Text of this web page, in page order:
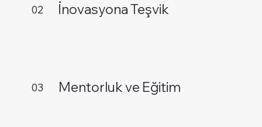
02 İnovasyona Teşvik
03 Mentorluk ve Eğitim